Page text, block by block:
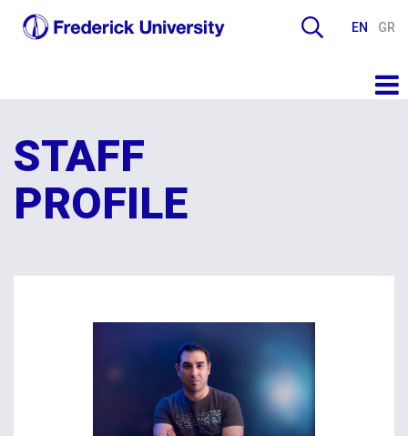
EN GR
STAFF
PROFILE